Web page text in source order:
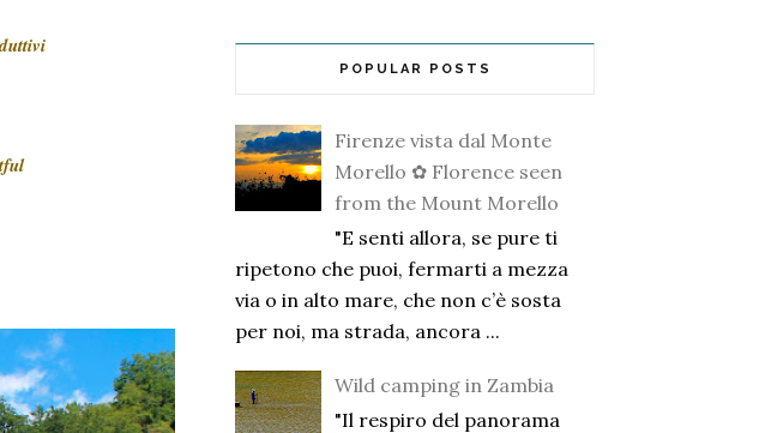
POPULAR POSTS
Firenze vista dal Monte
Morello ✿ Florence seen
from the Mount Morello
"E senti allora, se pure ti
ripetono che puoi, fermarti a mezza
via o in alto mare, che non c’è sosta
per noi, ma strada, ancora ...
Wild camping in Zambia
"Il respiro del panorama